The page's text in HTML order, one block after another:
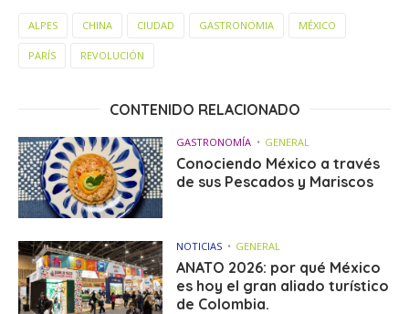
ALPES CHINA CIUDAD GASTRONOMIA MÉXICO
PARÍS REVOLUCIÓN
CONTENIDO RELACIONADO
GASTRONOMÍA GENERAL
Conociendo México a través
de sus Pescados y Mariscos
NOTICIAS GENERAL
ANATO 2026: por qué México
es hoy el gran aliado turístico
de Colombia.